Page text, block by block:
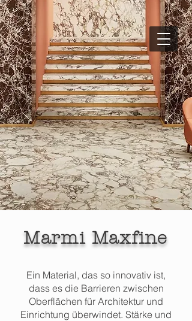
Marmi Maxfine
Ein Material, das so innovativ ist,
dass es die Barrieren zwischen
Oberflächen für Architektur und
Einrichtung überwindet. Stärke und